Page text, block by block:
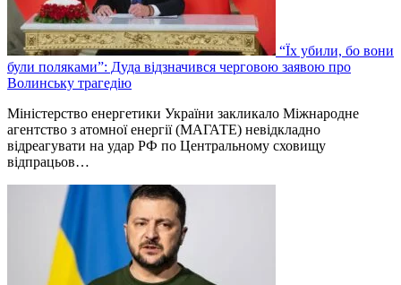
“Їх убили, бо вони
були поляками”: Дуда відзначився черговою заявою про
Волинську трагедію
Міністерство енергетики України закликало Міжнародне
агентство з атомної енергії (МАГАТЕ) невідкладно
відреагувати на удар РФ по Центральному сховищу
відпрацьов…